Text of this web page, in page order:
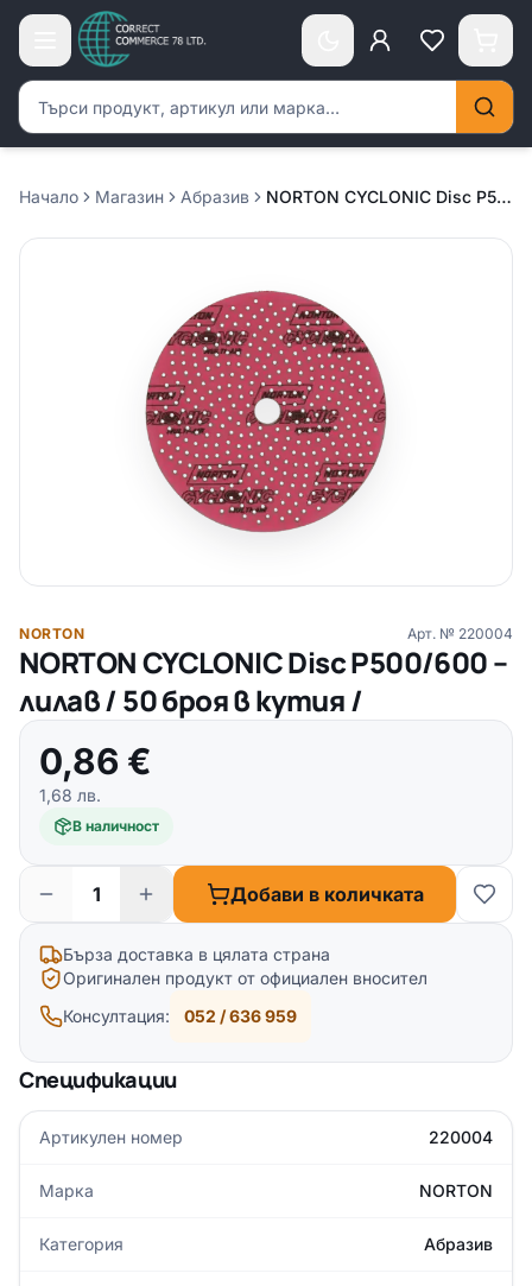
Търсене на продукти
Начало Магазин Абразив NORTON CYCLONIC Disc P500/600 – лилав / 50 броя в кутия /
NORTON Арт. № 220004
NORTON CYCLONIC Disc P500/600 –
лилав / 50 броя в кутия /
0,86 €
1,68 лв.
В наличност
Добави в количката
Бърза доставка в цялата страна
Оригинален продукт от официален вносител
Консултация:
052 / 636 959
Спецификации
Артикулен номер 220004
Марка NORTON
Категория Абразив